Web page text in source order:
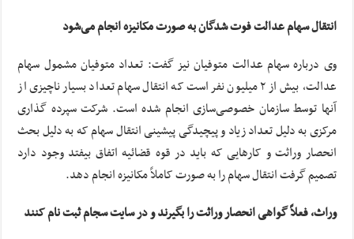
انتقال سهام عدالت فوت شدگان به صورت مکانیزه انجام می‌شود
وی درباره سهام عدالت متوفیان نیز گفت: تعداد متوفیان مشمول سهام
عدالت، بیش از ۲ میلیون نفر است که انتقال سهام تعداد بسیار ناچیزی از
آنها توسط سازمان خصوصی‌سازی انجام شده است. شرکت سپرده گذاری
مرکزی به دلیل تعداد زیاد و پیچیدگی پیشینی انتقال سهام که به دلیل بحث
انحصار وراثت و کارهایی که باید در قوه قضائیه اتفاق بیفتد وجود دارد
تصمیم گرفت انتقال سهام را به صورت کاملاً مکانیزه انجام دهد.
وراث، فعلاً گواهی انحصار وراثت را بگیرند و در سایت سجام ثبت نام کنند